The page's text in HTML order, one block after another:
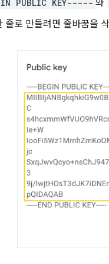
PUBLIC KEY----- 와
줄로 만들려면 줄바꿈을